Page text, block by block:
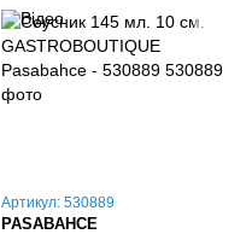
Артикул: 530889
PASABAHCE